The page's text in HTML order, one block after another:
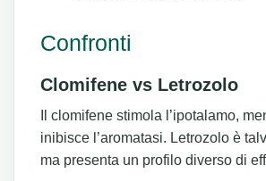
Confronti
Clomifene vs Letrozolo
Il clomifene stimola l’ipotalamo,
inibisce l’aromatasi. Letrozolo è
ma presenta un profilo diverso di